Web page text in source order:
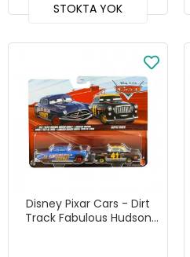
STOKTA YOK
Disney Pixar Cars - Dirt
Track Fabulous Hudson